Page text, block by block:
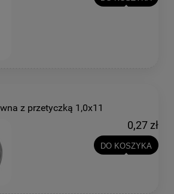
z przetyczką 1,0x11
0,27 zł
DO KOSZYKA